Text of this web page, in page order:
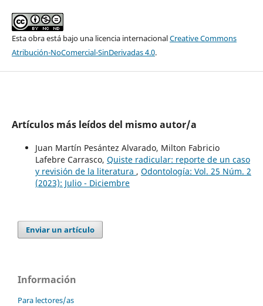
Esta obra está bajo una licencia internacionalCreative Commons
Atribución-NoComercial-SinDerivadas 4.0.
Artículos más leídos del mismo autor/a
Juan Martín Pesántez Alvarado, Milton Fabricio
Lafebre Carrasco, Quiste radicular: reporte de un caso
y revisión de la literatura , Odontología: Vol. 25 Núm. 2
(2023): Julio - Diciembre
Enviar un artículo
Información
Para lectores/as